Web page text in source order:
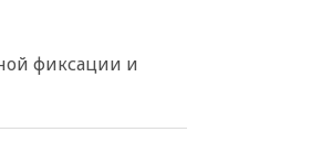
фиксации и